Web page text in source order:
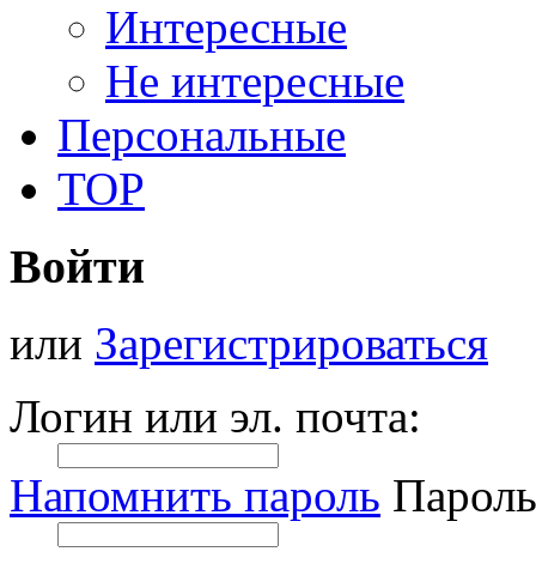
Интересные
Не интересные
Персональные
TOP
Войти
или Зарегистрироваться
Логин или эл. почта:
Напомнить пароль